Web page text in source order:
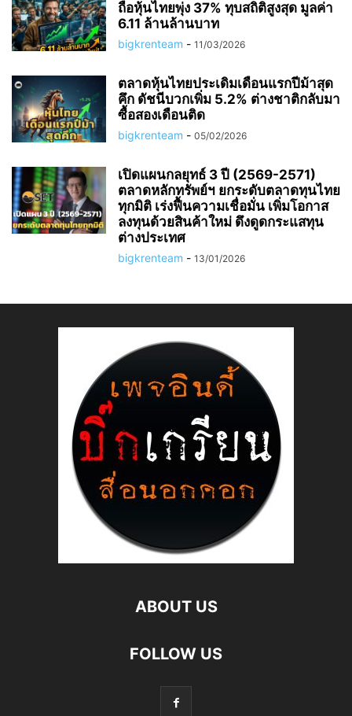
ถือหุ้นไทยพุ่ง 37% ทุบสถิติสูงสุด มูลค่า
6.11 ล้านล้านบาท
bigkrenteam - 11/03/2026
ตลาดหุ้นไทยประเดิมเดือนแรกปีม้าสุด
คึก ดัชนีบวกเพิ่ม 5.2% ต่างชาติกลับมา
ซื้อสองเดือนติด
bigkrenteam - 05/02/2026
เปิดแผนกลยุทธ์ 3 ปี (2569-2571)
ตลาดหลักทรัพย์ฯ ยกระดับตลาดทุนไทย
ทุกมิติ เร่งฟื้นความเชื่อมั่น เพิ่มโอกาส
ลงทุนด้วยสินค้าใหม่ ดึงดูดกระแสทุน
ต่างประเทศ
bigkrenteam - 13/01/2026
ABOUT US
FOLLOW US